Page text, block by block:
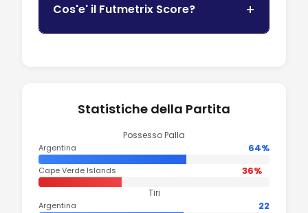
Cos'e' il Futmetrix Score?
Statistiche della Partita
Possesso Palla
Argentina 64%
Cape Verde Islands 36%
Tiri
Argentina 22